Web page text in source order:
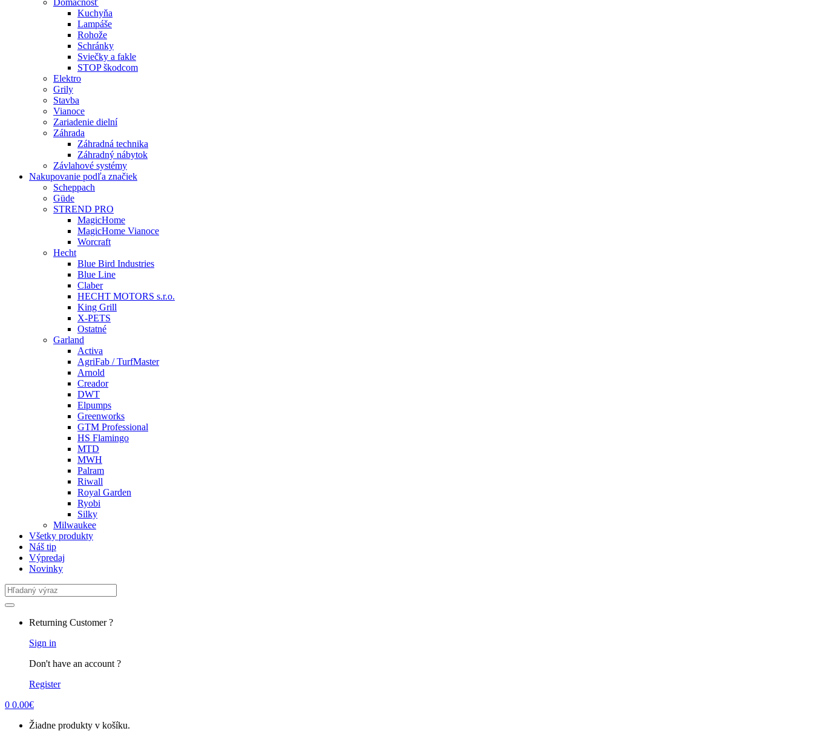
Domácnosť
Kuchyňa
Lampáše
Rohože
Schránky
Sviečky a fakle
STOP škodcom
Elektro
Grily
Stavba
Vianoce
Zariadenie dielní
Záhrada
Záhradná technika
Záhradný nábytok
Závlahové systémy
Nakupovanie podľa značiek
Scheppach
Güde
STREND PRO
MagicHome
MagicHome Vianoce
Worcraft
Hecht
Blue Bird Industries
Blue Line
Claber
HECHT MOTORS s.r.o.
King Grill
X-PETS
Ostatné
Garland
Activa
AgriFab / TurfMaster
Arnold
Creador
DWT
Elpumps
Greenworks
GTM Professional
HS Flamingo
MTD
MWH
Palram
Riwall
Royal Garden
Ryobi
Silky
Milwaukee
Všetky produkty
Náš tip
Výpredaj
Novinky
Search
for:
Returning Customer ?
Sign in
Don't have an account ?
Register
0 0.00€
Žiadne produkty v košíku.